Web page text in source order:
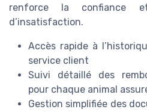
renforce la confiance
d’insatisfaction.
Accès rapide à
service client
Suivi détaillé des
pour chaque animal
Gestion simplifiée des